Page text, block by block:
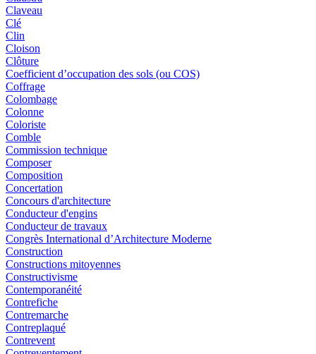
Claveau
Clé
Clin
Cloison
Clôture
Coefficient d’occupation des sols (ou COS)
Coffrage
Colombage
Colonne
Coloriste
Comble
Commission technique
Composer
Composition
Concertation
Concours d'architecture
Conducteur d'engins
Conducteur de travaux
Congrès International d’Architecture Moderne
Construction
Constructions mitoyennes
Constructivisme
Contemporanéité
Contrefiche
Contremarche
Contreplaqué
Contrevent